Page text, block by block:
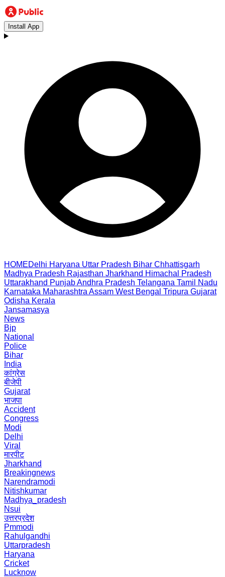
Install App
HOMEDelhi Haryana Uttar Pradesh Bihar Chhattisgarh
Madhya Pradesh Rajasthan Jharkhand Himachal Pradesh
Uttarakhand PunjabAndhra Pradesh Telangana Tamil Nadu
Karnataka Maharashtra Assam West Bengal Tripura Gujarat
Odisha Kerala
Jansamasya
News
Bjp
National
Police
Bihar
India
कांग्रेस
बीजेपी
Gujarat
भाजपा
Accident
Congress
Modi
Delhi
Viral
मारपीट
Jharkhand
Breakingnews
Narendramodi
Nitishkumar
Madhya_pradesh
Nsui
उत्तरप्रदेश
Pmmodi
Rahulgandhi
Uttarpradesh
Haryana
Cricket
Lucknow